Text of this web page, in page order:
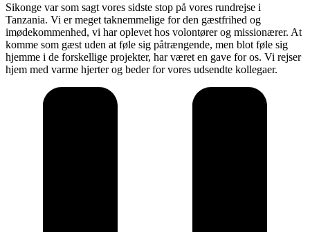
Sikonge var som sagt vores sidste stop på vores rundrejse i
Tanzania. Vi er meget taknemmelige for den gæstfrihed og
imødekommenhed, vi har oplevet hos volontører og missionærer. At
komme som gæst uden at føle sig påtrængende, men blot føle sig
hjemme i de forskellige projekter, har været en gave for os. Vi rejser
hjem med varme hjerter og beder for vores udsendte kollegaer.